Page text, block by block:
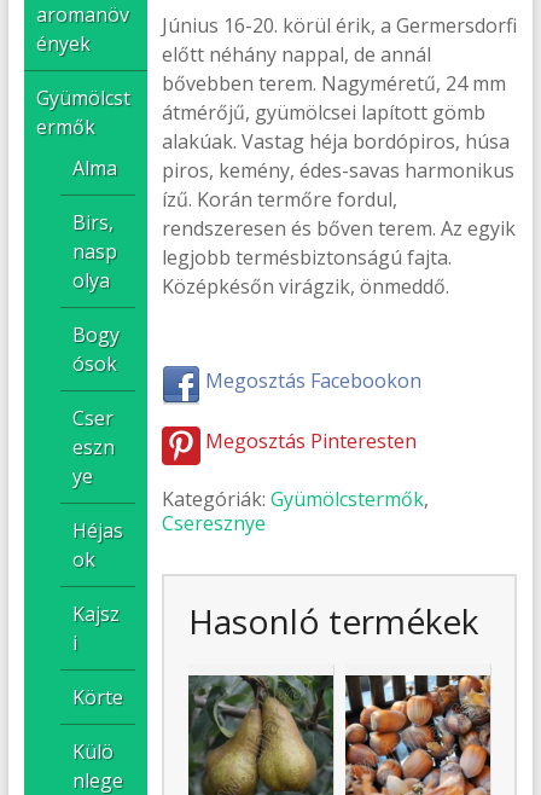
Június 16-20. körül érik, a Germersdorfi
előtt néhány nappal, de annál
bővebben terem. Nagyméretű, 24 mm
átmérőjű, gyümölcsei lapított gömb
alakúak. Vastag héja bordópiros, húsa
piros, kemény, édes-savas harmonikus
ízű. Korán termőre fordul,
rendszeresen és bőven terem. Az egyik
legjobb termésbiztonságú fajta.
Középkésőn virágzik, önmeddő.
Megosztás Facebookon
Megosztás Pinteresten
Kategóriák:Gyümölcstermők,
Cseresznye
Hasonló termékek
aromanöv
ények
Gyümölcst
ermők
Alma
Birs,
nasp
olya
Bogy
ósok
Cser
eszn
ye
Héjas
ok
Kajsz
i
Körte
Külö
nlege